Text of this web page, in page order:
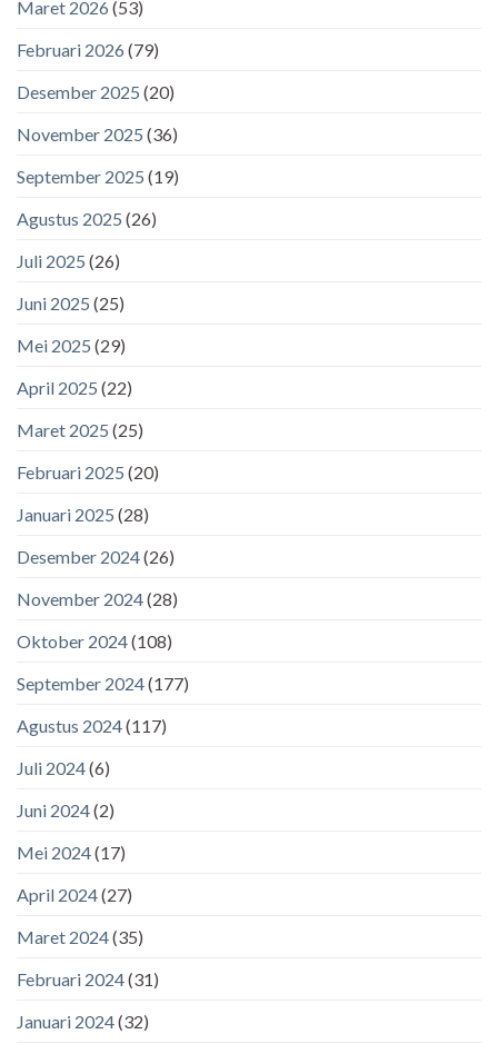
Maret 2026 (53)
Februari 2026 (79)
Desember 2025 (20)
November 2025 (36)
September 2025 (19)
Agustus 2025 (26)
Juli 2025 (26)
Juni 2025 (25)
Mei 2025 (29)
April 2025 (22)
Maret 2025 (25)
Februari 2025 (20)
Januari 2025 (28)
Desember 2024(26)
November 2024(28)
Oktober 2024(108)
September 2024(177)
Agustus 2024(117)
Juli 2024(6)
Juni 2024(2)
Mei 2024(17)
April 2024(27)
Maret 2024(35)
Februari 2024(31)
Januari 2024(32)